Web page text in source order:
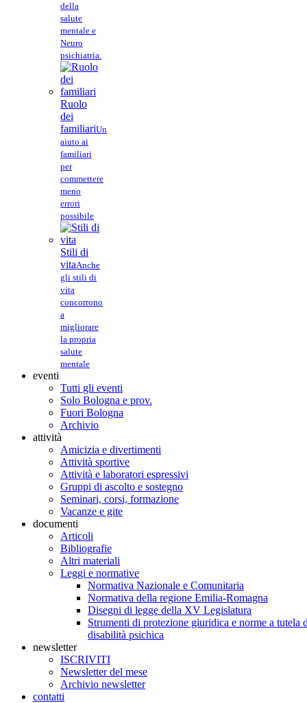
della
salute
mentale e
Neuro
psichiatria.
Ruolo
dei
familiariUn
aiuto ai
familiari
per
commettere
meno
errori
possibile
Stili di
vitaAnche
gli stili di
vita
concorrono
a
migliorare
la propria
salute
mentale
eventi
Tutti gli eventi
Solo Bologna e prov.
Fuori Bologna
Archivio
attività
Amicizia e divertimenti
Attività sportive
Attività e laboratori espressivi
Gruppi di ascolto e sostegno
Seminari, corsi, formazione
Vacanze e gite
documenti
Articoli
Bibliografie
Altri materiali
Leggi e normative
Normativa Nazionale e Comunitaria
Normativa della regione Emilia-Romagna
Disegni di legge della XV Legislatura
Strumenti di protezione giuridica e norme a tutela
disabilità psichica
newsletter
ISCRIVITI
Newsletter del mese
Archivio newsletter
contatti